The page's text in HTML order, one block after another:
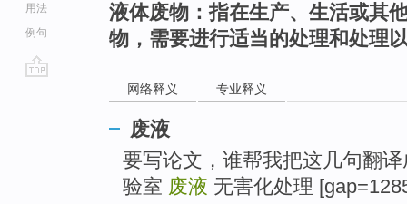
用法
例句
液体废物：指在生产、生活或其
物，需要进行适当的处理和处理
网络释义 专业释义
废液
要写论文，谁帮我把这几句翻
验室 废液 无害化处理